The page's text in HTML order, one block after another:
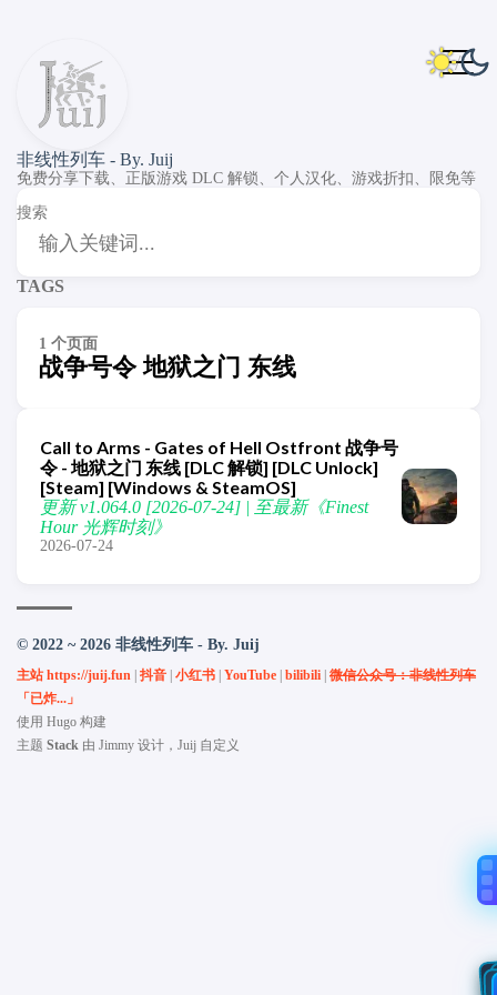
非线性列车 - By. Juij
免费分享下载、正版游戏 DLC 解锁、个人汉化、游戏折扣、限免等
搜索
TAGS
1 个页面
战争号令 地狱之门 东线
Call to Arms - Gates of Hell Ostfront 战争号
令 - 地狱之门 东线 [DLC 解锁] [DLC Unlock]
[Steam] [Windows & SteamOS]
更新 v1.064.0 [2026-07-24] | 至最新《Finest
Hour 光辉时刻》
2026-07-24
© 2022 ~ 2026 非线性列车 - By. Juij
主站 https://juij.fun 抖音 小红书 YouTube bilibili 微信公众号：非线性列车
「已炸...」
使用 Hugo 构建
主题 Stack 由 Jimmy 设计，Juij 自定义